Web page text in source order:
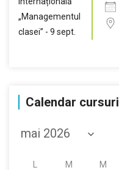
Calendar cursuri
M M